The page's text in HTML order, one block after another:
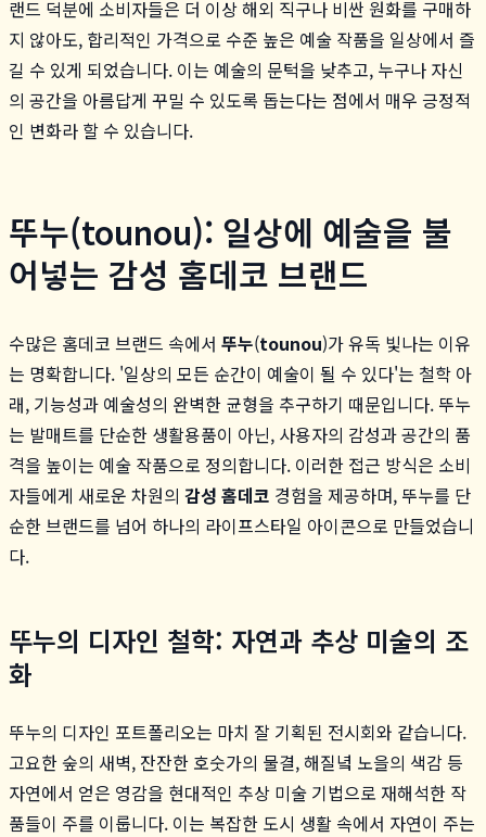
랜드 덕분에 소비자들은 더 이상 해외 직구나 비싼 원화를 구매하
지 않아도, 합리적인 가격으로 수준 높은 예술 작품을 일상에서 즐
길 수 있게 되었습니다. 이는 예술의 문턱을 낮추고, 누구나 자신
의 공간을 아름답게 꾸밀 수 있도록 돕는다는 점에서 매우 긍정적
인 변화라 할 수 있습니다.
뚜누(tounou): 일상에 예술을 불
어넣는 감성 홈데코 브랜드
수많은 홈데코 브랜드 속에서 뚜누(tounou)가 유독 빛나는 이유
는 명확합니다. '일상의 모든 순간이 예술이 될 수 있다'는 철학 아
래, 기능성과 예술성의 완벽한 균형을 추구하기 때문입니다. 뚜누
는 발매트를 단순한 생활용품이 아닌, 사용자의 감성과 공간의 품
격을 높이는 예술 작품으로 정의합니다. 이러한 접근 방식은 소비
자들에게 새로운 차원의 감성 홈데코 경험을 제공하며, 뚜누를 단
순한 브랜드를 넘어 하나의 라이프스타일 아이콘으로 만들었습니
다.
뚜누의 디자인 철학: 자연과 추상 미술의 조
화
뚜누의 디자인 포트폴리오는 마치 잘 기획된 전시회와 같습니다.
고요한 숲의 새벽, 잔잔한 호숫가의 물결, 해질녘 노을의 색감 등
자연에서 얻은 영감을 현대적인 추상 미술 기법으로 재해석한 작
품들이 주를 이룹니다. 이는 복잡한 도시 생활 속에서 자연이 주는